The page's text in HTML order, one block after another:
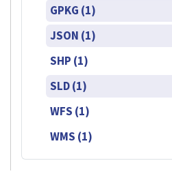
GPKG (1)
JSON (1)
SHP (1)
SLD (1)
WFS (1)
WMS (1)